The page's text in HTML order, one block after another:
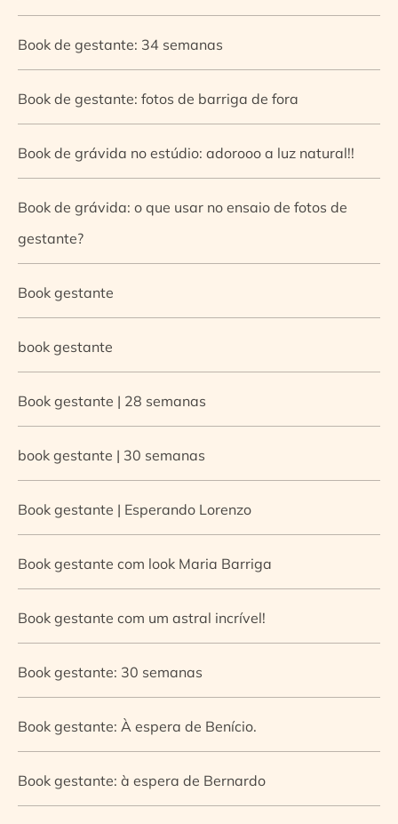
Book de gestante: 34 semanas
Book de gestante: fotos de barriga de fora
Book de grávida no estúdio: adorooo a luz natural!!
Book de grávida: o que usar no ensaio de fotos de
gestante?
Book gestante
book gestante
Book gestante | 28 semanas
book gestante | 30 semanas
Book gestante | Esperando Lorenzo
Book gestante com look Maria Barriga
Book gestante com um astral incrível!
Book gestante: 30 semanas
Book gestante: À espera de Benício.
Book gestante: à espera de Bernardo